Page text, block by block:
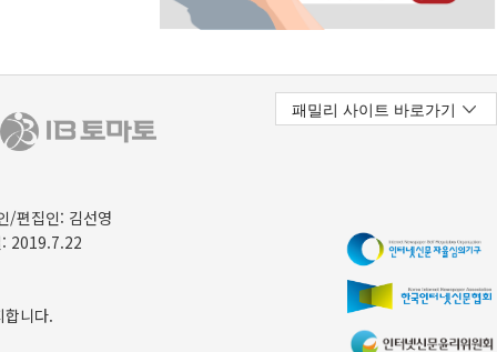
/편집인: 김선영
2019.7.22
니다.